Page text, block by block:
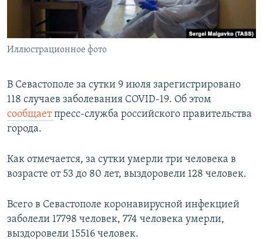
ПОБЕДИТЕЛЕЙ НЕ СУДЯТ?
КРЫМ.НЕПОКОРЕННЫЙ
ELIFBE
ПРИСОЕДИНЯЙТЕСЬ!
Все сайты RFE/RL
Иллюстрационное фото
В Севастополе за сутки 9 июля зарегистрировано
118 случаев заболевания COVID-19. Об этом
сообщаетпресс-служба российского правительства
города.
Как отмечается, за сутки умерли три человека в
возрасте от 53 до 80 лет, выздоровели 128 человек.
Всего в Севастополе коронавирусной инфекцией
заболели 17798 человек, 774 человека умерли,
выздоровели 15516 человек.